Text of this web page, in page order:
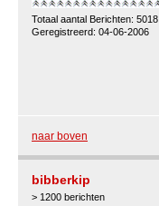
Totaal aantal Berichten: 5018
Geregistreerd: 04-06-2006
naar boven
bibberkip
> 1200 berichten